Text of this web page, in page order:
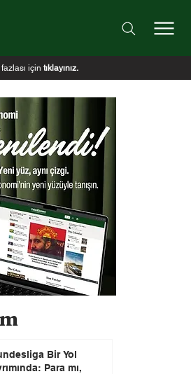
için tıklayınız.
Bir Yol
Para mı,